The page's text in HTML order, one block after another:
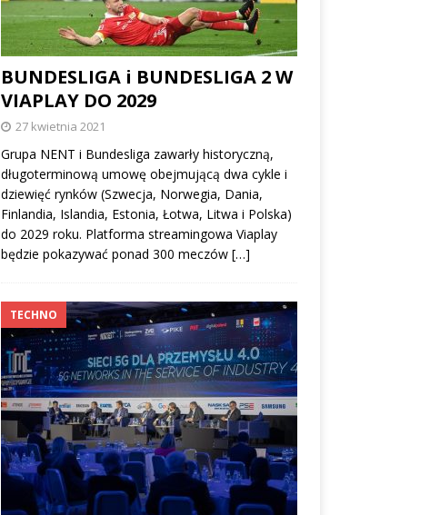
BUNDESLIGA i BUNDESLIGA 2 W
VIAPLAY DO 2029
27 kwietnia 2021
Grupa NENT i Bundesliga zawarły historyczną,
długoterminową umowę obejmującą dwa cykle i
dziewięć rynków (Szwecja, Norwegia, Dania,
Finlandia, Islandia, Estonia, Łotwa, Litwa i Polska)
do 2029 roku. Platforma streamingowa Viaplay
będzie pokazywać ponad 300 meczów […]
TECHNO